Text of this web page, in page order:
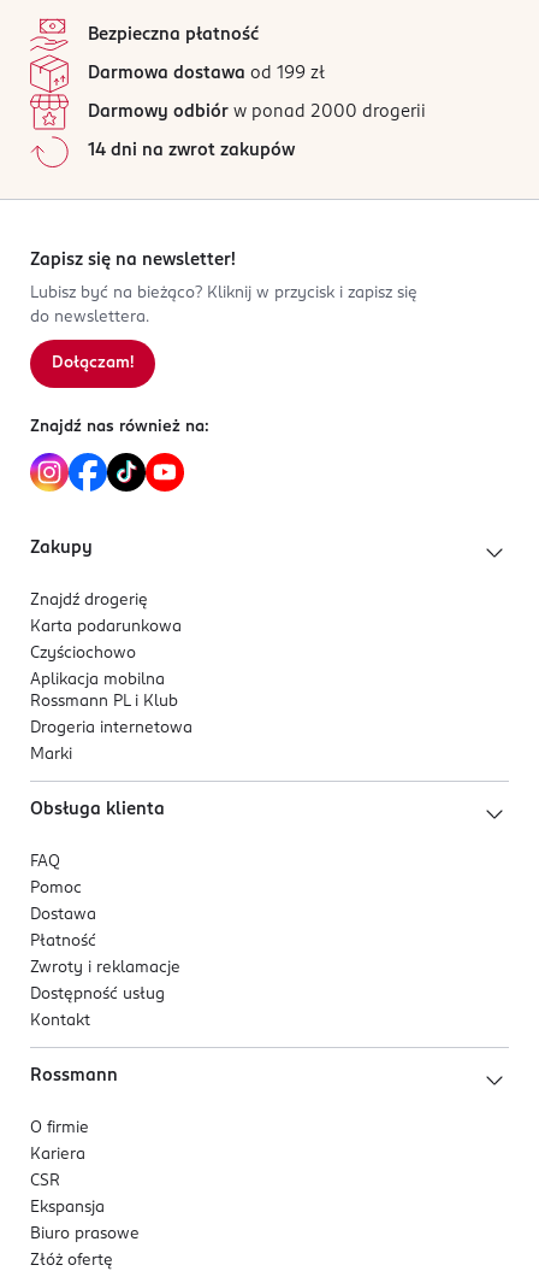
Bezpieczna płatność
Darmowa dostawa od 199 zł
Darmowy odbiór w ponad 2000 drogerii
14 dni na zwrot zakupów
Zapisz się na newsletter!
Lubisz być na bieżąco? Kliknij w przycisk i zapisz się
do newslettera.
Dołączam!
Znajdź nas również na:
Zakupy
Znajdź drogerię
Karta podarunkowa
Czyściochowo
Aplikacja mobilna
Rossmann PL i Klub
Drogeria internetowa
Marki
Obsługa klienta
FAQ
Pomoc
Dostawa
Płatność
Zwroty i reklamacje
Dostępność usług
Kontakt
Rossmann
O firmie
Kariera
CSR
Ekspansja
Biuro prasowe
Złóż ofertę